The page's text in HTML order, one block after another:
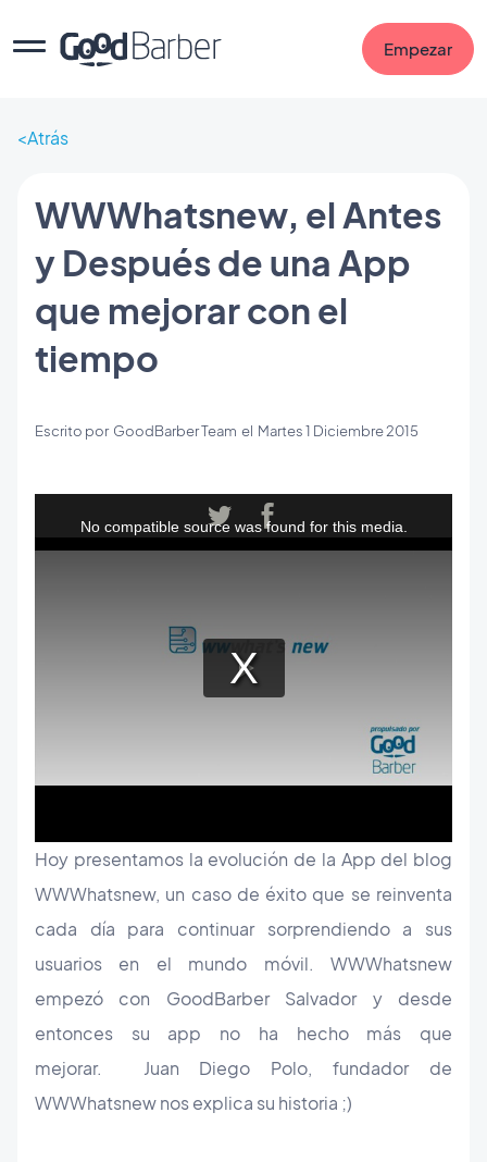
Empezar
Atrás
WWWhatsnew, el Antes
y Después de una App
que mejorar con el
tiempo
Escrito por GoodBarber Team el Martes 1 Diciembre 2015
Hoy presentamos la evolución de la App del blog
WWWhatsnew, un caso de éxito que se reinventa
cada día para continuar sorprendiendo a sus
usuarios en el mundo móvil. WWWhatsnew
empezó con GoodBarber Salvador y desde
entonces su app no ha hecho más que
mejorar. Juan Diego Polo, fundador de
WWWhatsnew nos explica su historia ;)